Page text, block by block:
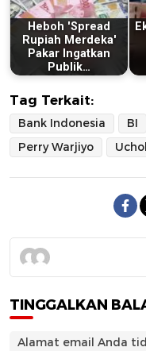
Heboh 'Spread
Rupiah Merdeka'
Pakar Ingatkan
Publik…
Tag Terkait:
Bank Indonesia BI
Perry Warjiyo
TINGGALKAN
Alamat email Anda